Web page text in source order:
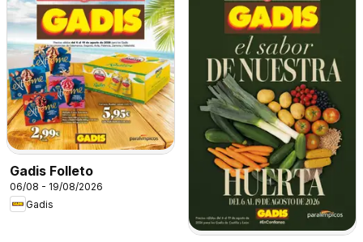
Gadis Folleto
06/08 - 19/08/2026
Gadis